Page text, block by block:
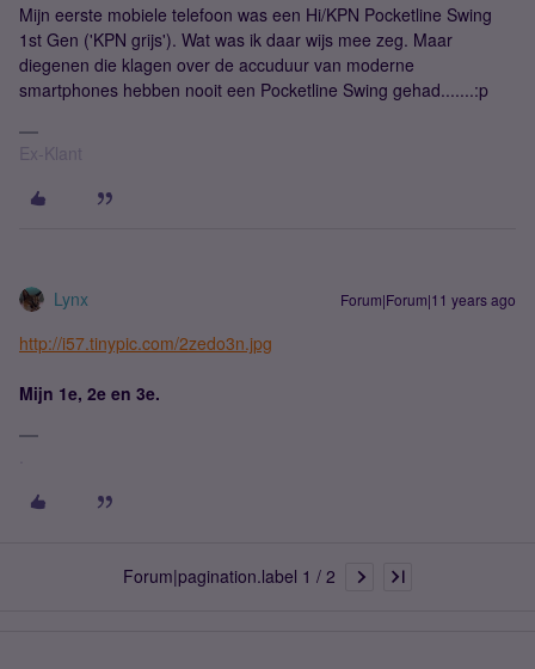
Mijn eerste mobiele telefoon was een Hi/KPN Pocketline Swing
1st Gen ('KPN grijs'). Wat was ik daar wijs mee zeg. Maar
diegenen die klagen over de accuduur van moderne
smartphones hebben nooit een Pocketline Swing gehad.......:p
Ex-Klant
Lynx Forum|Forum|11 years ago
http://i57.tinypic.com/2zedo3n.jpg
Mijn 1e, 2e en 3e.
Forum|pagination.label 1 / 2